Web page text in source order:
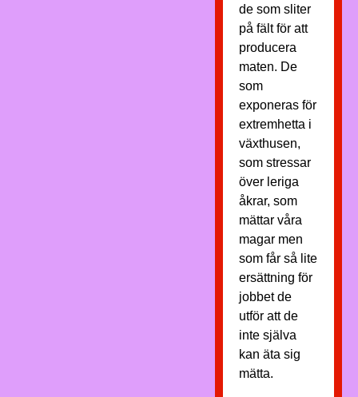
de som sliter
på fält för att
producera
maten. De
som
exponeras för
extremhetta i
växthusen,
som stressar
över leriga
åkrar, som
mättar våra
magar men
som får så lite
ersättning för
jobbet de
utför att de
inte själva
kan äta sig
mätta.